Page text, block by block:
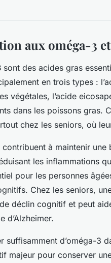
aux oméga-3
sont des acides gras
en trois types :
végétales, l’acide
dans les poissons gras.
chez les seniors, où
à maintenir
les inflammations
pour les personnes
Chez les seniors,
déclin cognitif et peut
d’Alzheimer.
suffisamment d’oméga-3
majeur pour conserver